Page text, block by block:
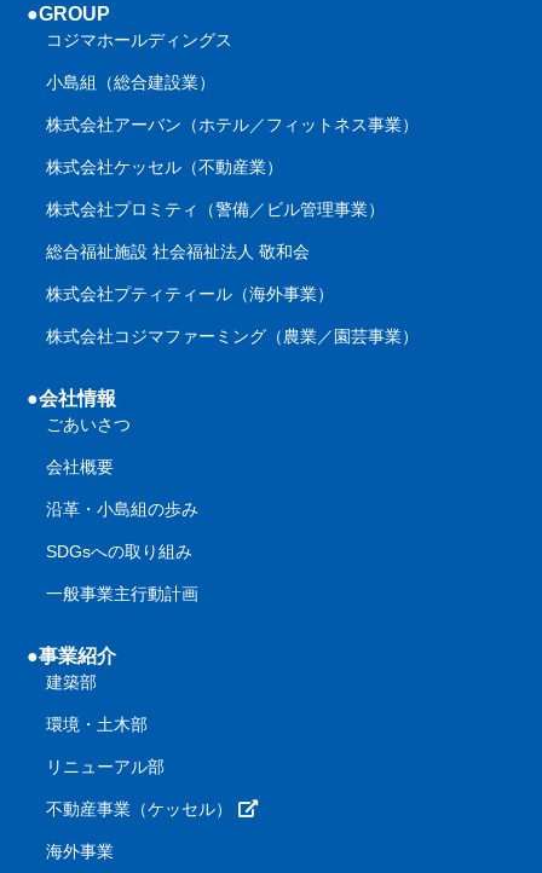
●GROUP
コジマホールディングス
小島組（総合建設業）
株式会社アーバン（ホテル／フィットネス事業）
株式会社ケッセル（不動産業）
株式会社プロミティ（警備／ビル管理事業）
総合福祉施設 社会福祉法人 敬和会
株式会社プティティール（海外事業）
株式会社コジマファーミング（農業／園芸事業）
●会社情報
ごあいさつ
会社概要
沿革・小島組の歩み
SDGsへの取り組み
一般事業主行動計画
●事業紹介
建築部
環境・土木部
リニューアル部
不動産事業（ケッセル）
海外事業